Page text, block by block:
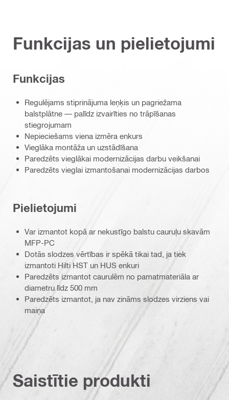
Funkcijas un pielietojumi
Funkcijas
Regulējams stiprinājuma leņķis un pagriežama
balstplātne — palīdz izvairīties no trāpīšanas
stiegrojumam
Nepieciešams viena izmēra enkurs
Vieglāka montāža un uzstādīšana
Paredzēts vieglākai modernizācijas darbu veikšanai
Paredzēts vieglai izmantošanai modernizācijas darbos
Pielietojumi
Var izmantot kopā ar nekustīgo balstu cauruļu skavām
MFP-PC
Dotās slodzes vērtības ir spēkā tikai tad, ja tiek
izmantoti Hilti HST un HUS enkuri
Paredzēts izmantot caurulēm no pamatmateriāla ar
diametru līdz 500 mm
Paredzēts izmantot, ja nav zināms slodzes virziens vai
maiņa
Saistītie produkti